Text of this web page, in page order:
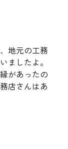
地元の工務
ましたよ。
があったの
店さんはあ